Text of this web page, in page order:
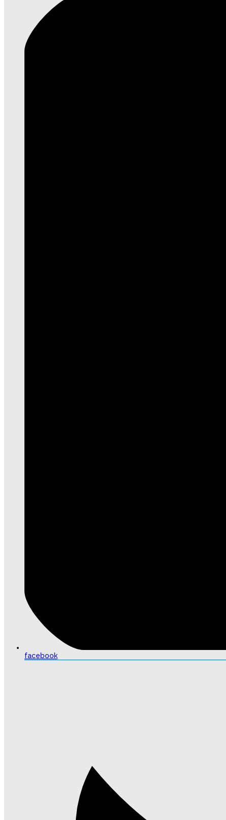
facebook